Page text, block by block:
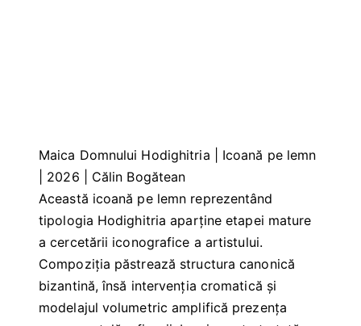
Maica Domnului Hodighitria | Icoană pe lemn
| 2026 | Călin Bogătean
Această icoană pe lemn reprezentând
tipologia Hodighitria aparține etapei mature
a cercetării iconografice a artistului.
Compoziția păstrează structura canonică
bizantină, însă intervenția cromatică și
modelajul volumetric amplifică prezența